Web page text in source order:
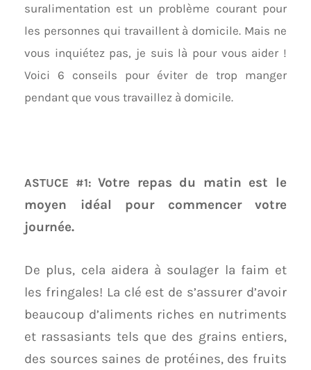
suralimentation est un problème courant pour
les personnes qui travaillent à domicile. Mais ne
vous inquiétez pas, je suis là pour vous aider !
Voici 6 conseils pour éviter de trop manger
pendant que vous travaillez à domicile.
ASTUCE #1:Votre repas du matin est le
moyen idéal pour commencer votre
journée.
De plus, cela aidera à soulager la faim et
les fringales! La clé est de s’assurer d’avoir
beaucoup d’aliments riches en nutriments
et rassasiants tels que des grains entiers,
des sources saines de protéines, des fruits